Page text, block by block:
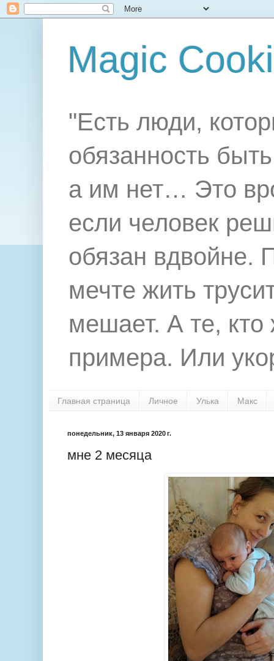
Magic
"Есть люди,
обязанность
а им нет… Это
если человек
обязан вдвойне.
мечте жить
мешает. А те,
примера. Или
Главная страница Личное Улька Макс
понедельник, 13 января 2020 г.
мне 2 месяца